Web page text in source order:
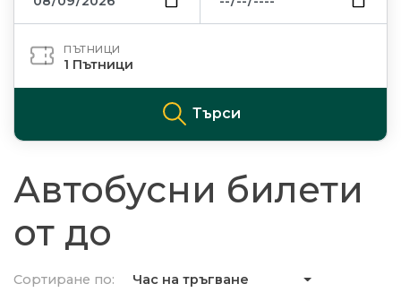
ПЪТНИЦИ
1 Пътници
Търси
Автобусни билети
от до
Сортиране по: Час на тръгване